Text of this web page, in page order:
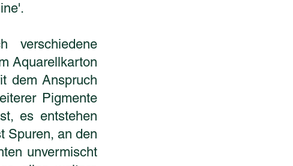
Aquarellkarton
dem Anspruch
Pigmente
es entstehen
Spuren, an den
unvermischt